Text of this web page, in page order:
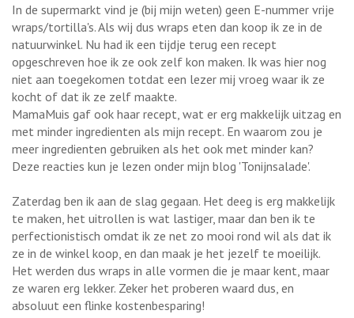
In de supermarkt vind je (bij mijn weten) geen E-nummer vrije
wraps/tortilla's. Als wij dus wraps eten dan koop ik ze in de
natuurwinkel. Nu had ik een tijdje terug een recept
opgeschreven hoe ik ze ook zelf kon maken. Ik was hier nog
niet aan toegekomen totdat een lezer mij vroeg waar ik ze
kocht of dat ik ze zelf maakte.
MamaMuis gaf ook haar recept, wat er erg makkelijk uitzag en
met minder ingredienten als mijn recept. En waarom zou je
meer ingredienten gebruiken als het ook met minder kan?
Deze reacties kun je lezen onder mijn blog 'Tonijnsalade'.
Zaterdag ben ik aan de slag gegaan. Het deeg is erg makkelijk
te maken, het uitrollen is wat lastiger, maar dan ben ik te
perfectionistisch omdat ik ze net zo mooi rond wil als dat ik
ze in de winkel koop, en dan maak je het jezelf te moeilijk.
Het werden dus wraps in alle vormen die je maar kent, maar
ze waren erg lekker. Zeker het proberen waard dus, en
absoluut een flinke kostenbesparing!